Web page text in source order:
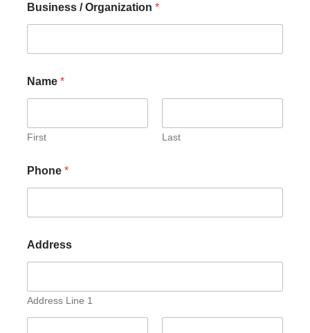
Business / Organization *
Name *
First Last
Phone *
Address
Address Line 1